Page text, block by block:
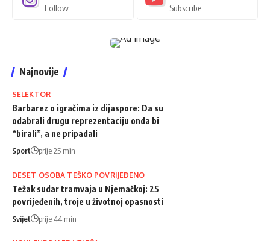
Follow Subscribe
Najnovije
SELEKTOR
Barbarez o igračima iz dijaspore: Da su
odabrali drugu reprezentaciju onda bi
“birali”, a ne pripadali
Sport prije 25 min
DESET OSOBA TEŠKO POVRIJEĐENO
Težak sudar tramvaja u Njemačkoj: 25
povrijeđenih, troje u životnoj opasnosti
Svijet prije 44 min